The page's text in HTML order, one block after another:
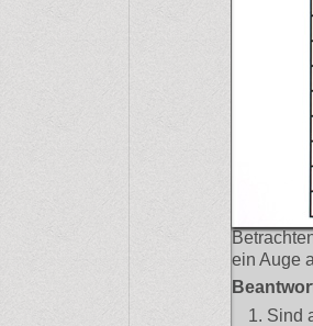
ein Auge
Sind